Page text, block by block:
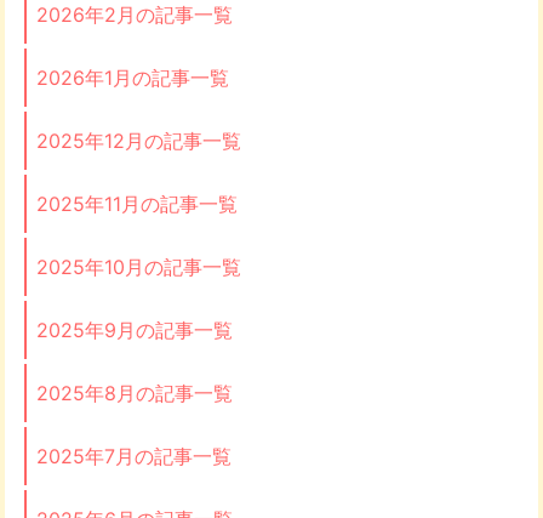
2026年2月の記事一覧
2026年1月の記事一覧
2025年12月の記事一覧
2025年11月の記事一覧
2025年10月の記事一覧
2025年9月の記事一覧
2025年8月の記事一覧
2025年7月の記事一覧